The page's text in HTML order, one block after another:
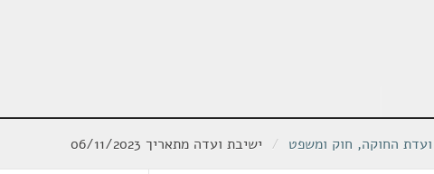
ועדת החוקה, חוק ומשפט / ישיבת ועדה מתאריך 06/11/2023